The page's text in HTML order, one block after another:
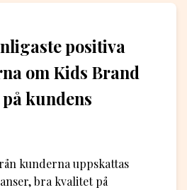
positiva
om Kids Brand
kundens
kunderna uppskattas
bra kvalitet på